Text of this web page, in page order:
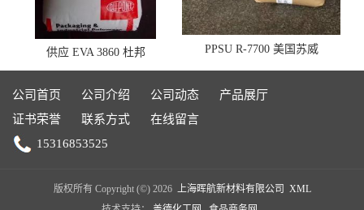
供应 EVA 3860 杜邦 PPSU R-7700 美国苏威
公司首页 公司介绍 公司动态
产品展厅
证书荣誉
联系方式
在线留言
15316853525
版权所有 Copyright (©) 2026 上海晖航新材料有限公司
XML